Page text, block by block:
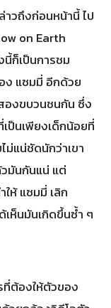
วถึงก่อนหน้านี้ ไป
on Earth
ก็เป็นการชม
ง แซมมี่ อีกด้วย
องขบวนชนกัน ซึ่ง
ป็นเพียงเด็กน้อยที่
ม่แน่ชัดนักว่าเขา
วมันกันแน่ แต่
ห้ แซมมี่ เลิก
ห็นมันเกิดขึ้นซํ้า ๆ
ที่ต้องให้ตัวของ